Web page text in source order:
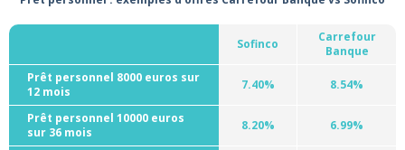
Sofinco
Carrefour
Banque
Prêt personnel 8000 euros sur
12 mois
7.40% 8.54%
Prêt personnel 10000 euros
sur 36 mois
8.20% 6.99%